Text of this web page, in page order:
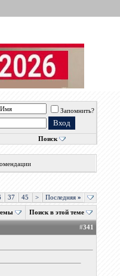
Запомнить?
Поиск
37 45 > Последняя»
Поиск в этой теме
#341